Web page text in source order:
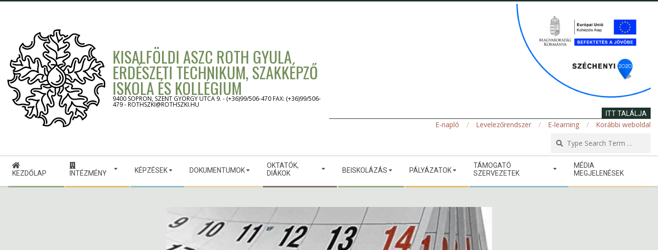
KISALFÖLDI ASZC ROTH GYULA
ERDÉSZETI TECHNIKUM, SZAKKÉPZŐ
ISKOLA ÉS KOLLÉGIUM
9400 SOPRON, SZENT GYÖRGY UTCA 9. - (+36)99/506-470 FAX: (+36)99/506-
479 - ROTHSZKI@ROTHSZKI.HU
ITT TALÁLJA
E-napló Levelezőrendszer E-learning
Korábbi weboldal
Secondary
Navigation
Menu
KEZDŐLAP INTÉZMÉNY KÉPZÉSEK DOKUMENTUMOK
OKTATÓK,
DIÁKOK
BEISKOLÁZÁS PÁLYÁZATOK
TÁMOGATÓ
SZERVEZETEK
MÉDIA
MEGJELENÉSEK